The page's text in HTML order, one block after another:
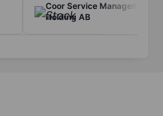
Coor Service Management
Holding AB